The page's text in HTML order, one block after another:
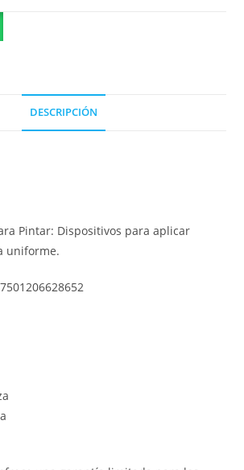
DESCRIPCIÓN
Pintar: Dispositivos para aplicar
uniforme.